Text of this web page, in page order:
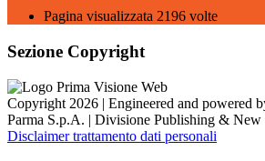
Pagina visualizzata 2196 volte
Sezione Copyright
Copyright 2026 | Engineered and powered
Parma S.p.A. | Divisione Publishing & New
Disclaimer trattamento dati personali